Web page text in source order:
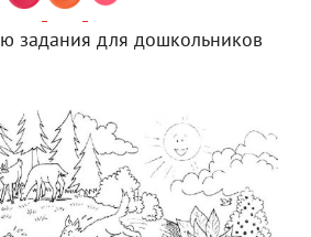
задания для дошкольников